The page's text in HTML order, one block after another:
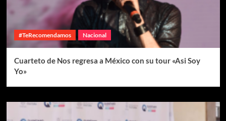
#TeRecomendamos Nacional
Cuarteto de Nos regresa a México con su tour «Asi Soy
Yo»